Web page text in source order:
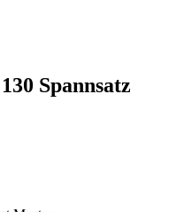
Spannsatz